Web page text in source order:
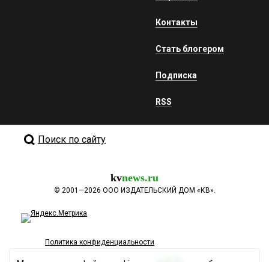
Контакты
Стать блогером
Подписка
RSS
Поиск по сайту
kvnews.ru
© 2001—2026 ООО ИЗДАТЕЛЬСКИЙ ДОМ «КВ».
Политика конфиденциальности